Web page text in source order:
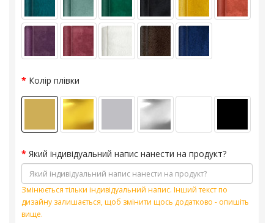
Колір плівки
Який індивідуальний напис нанести на продукт?
Змінюється тільки індивідуальний напис. Інший текст по
дизайну залишається, щоб змінити щось додатково - опишіть
вище.